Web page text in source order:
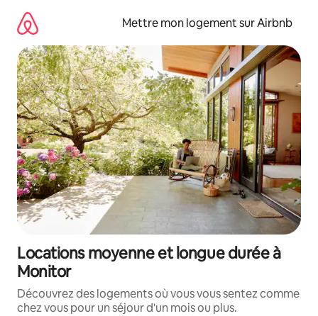
directement
contenu
Mettre mon logement sur Airbnb
Locations moyenne et longue durée à
Monitor
Découvrez des logements où vous vous sentez comme
chez vous pour un séjour d'un mois ou plus.